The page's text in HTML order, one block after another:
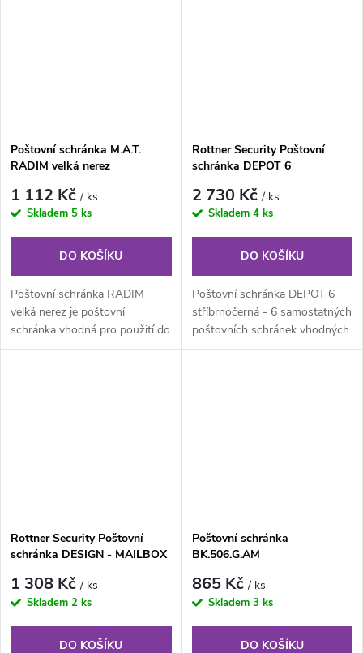
Poštovní schránka M.A.T.
RADIM velká nerez
1 112 Kč/ ks
Skladem 5 ks
DO KOŠÍKU
Poštovní schránka RADIM
velká nerez je poštovní
schránka vhodná pro použití do
nástěnných sestav nebo pro
Rottner Security Poštovní
schránka DEPOT 6
2 730 Kč/ ks
Skladem 4 ks
DO KOŠÍKU
Poštovní schránka DEPOT 6
stříbrnočerná - 6 samostatných
poštovních schránek vhodných
pro bytové domy...., atd....
Rottner Security Poštovní
schránka DESIGN - MAILBOX
1 308 Kč/ ks
Skladem 2 ks
DO KOŠÍKU
Poštovní schránka
BK.506.G.AM
865 Kč/ ks
Skladem 3 ks
DO KOŠÍKU